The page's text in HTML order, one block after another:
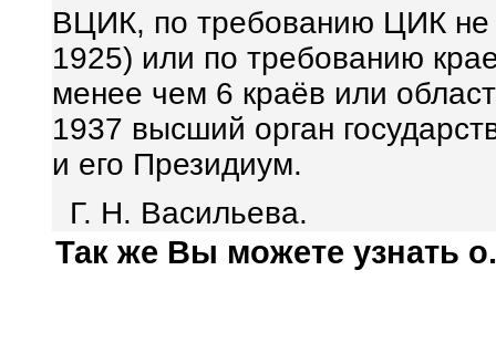
ВЦИК, по требованию ЦИК
1925) или по требованию
менее чем 6 краёв или
1937 высший орган
и его Президиум.
Г. Н. Васильева.
Так же Вы можете узнать